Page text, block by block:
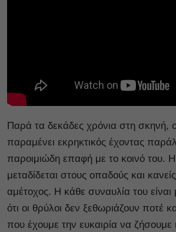
Παρά τα δεκάδες χρόνια στη σκηνή,
παραμένει εκρηκτικός έχοντας
παροιμιώδη επαφή με το κοινό του. Η
μεταδίδεται στους οπαδούς και
αμέτοχος. Η κάθε συναυλία του είναι
ότι οι θρύλοι δεν ξεθωριάζουν ποτέ
που έχουμε την ευκαιρία να ζήσουμε